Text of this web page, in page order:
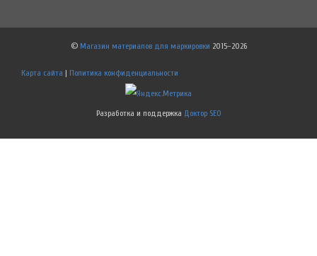
© Магазин материалов для маркировки 2015–2026
Карта сайта | Политика конфиденциальности
Разработка и поддержка Доктор SEO